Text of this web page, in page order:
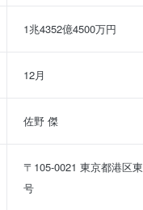
1兆4352億4500万円
12月
佐野 傑
〒105-0021 東京都港区
号